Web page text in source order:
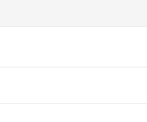
برای دریافت خدمات طراحی و نصب کابینت و کابینت سازی در آمل از شرکت